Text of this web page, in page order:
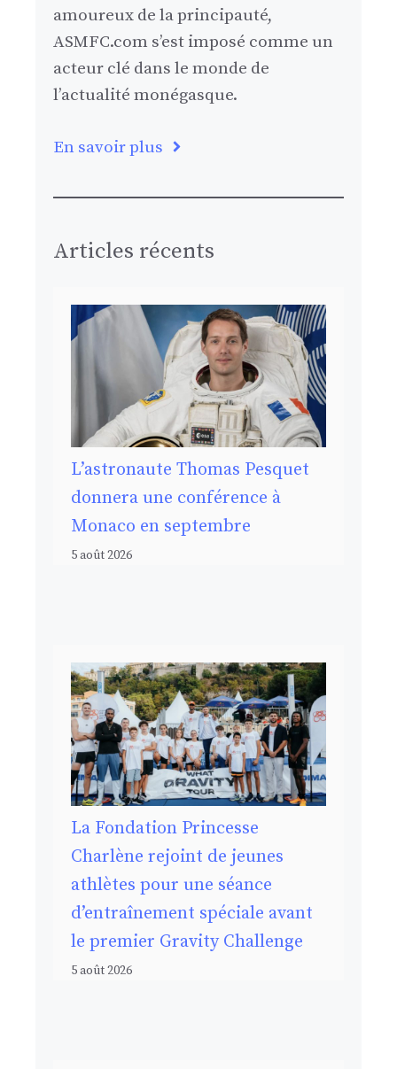
amoureux de la principauté,
ASMFC.com s’est imposé comme un
acteur clé dans le monde de
l’actualité monégasque.
En savoir plus
Articles récents
L’astronaute Thomas Pesquet
donnera une conférence à
Monaco en septembre
5 août 2026
La Fondation Princesse
Charlène rejoint de jeunes
athlètes pour une séance
d’entraînement spéciale avant
le premier Gravity Challenge
5 août 2026